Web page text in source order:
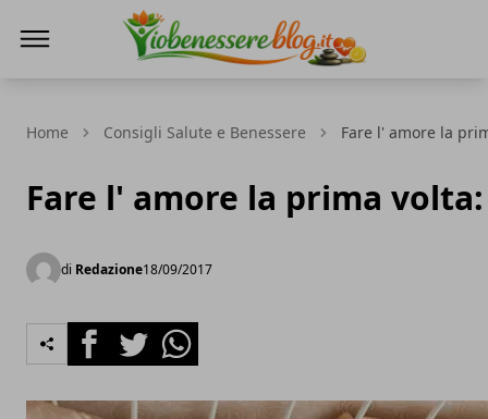
Home Consigli Salute e Benessere Fare l' amore la
Fare l' amore la prima
di Redazione18/09/2017
FacebookTwitterWhatsapp